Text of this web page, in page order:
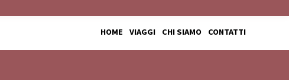
HOME VIAGGI CHI SIAMO CONTATTI